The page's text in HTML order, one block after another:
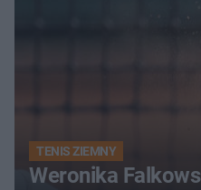
TENIS ZIEMNY
Weronika